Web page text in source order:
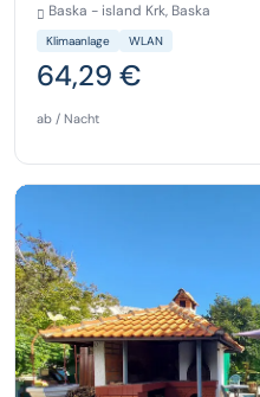
Baska - island Krk, Baska
Klimaanlage WLAN
64,29 €
ab / Nacht